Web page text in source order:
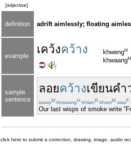
[adjective]
definition adrift aimlessly; floating
example
เคว้งคว้าง khwengH
khwaangH
sample
sentence
ลอยคว้างเขียนคำ
laawyM khwaangH khiianR khamM waaF
Our last wisps of smoke write
click here to submit a correction, drawing, image, audio